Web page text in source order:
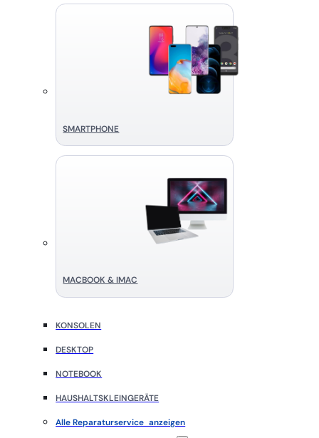
SMART­PHONE
MACBOOK & IMAC
KONSOLEN
DESKTOP
NOTEBOOK
HAUSHALTSKLEINGERÄTE
Alle Reparaturservice anzeigen